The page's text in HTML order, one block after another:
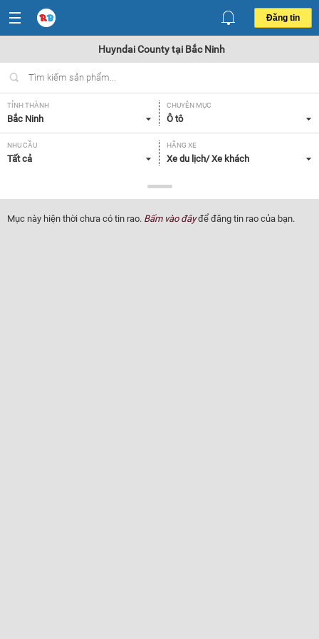
Đăng tin
Huyndai County tại Bắc Ninh
TỈNH THÀNH
Bắc Ninh
CHUYÊN MỤC
Ô tô
NHU CẦU
Tất cả
HÃNG XE
Xe du lịch/ Xe khách
Huyndai County
NĂM SẢN XUẤT
Tất cả
GIÁ XE XUẤT XỨ
Mục này hiện thời chưa có tin rao. Bấm vào đâyđể đăng tin rao của bạn.